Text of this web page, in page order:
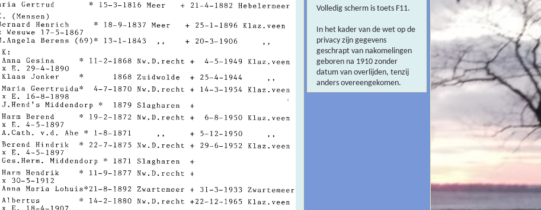
Volledig scherm is toets F11.
In het kader van de wet op de
privacy zijn gegevens
geschrapt van nakomelingen
geboren na 1910 zonder
datum van overlijden, tenzij
anders overeengekomen.